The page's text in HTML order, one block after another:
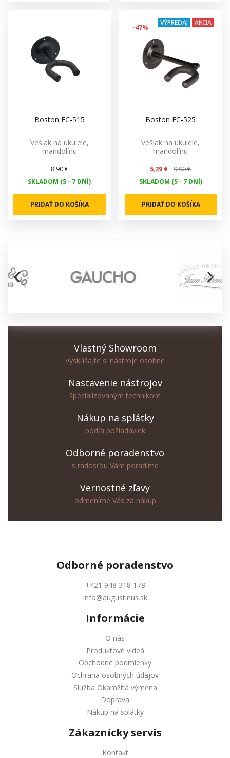
Boston FC-515
Vešiak na ukulele,
mandolínu
8,90 €
SKLADOM (5 - 7 DNÍ)
PRIDAŤ DO KOŠÍKA
-47%
VÝPREDAJ AKCIA
Boston FC-525
Vešiak na ukulele,
mandolínu
5,29 €
9,90 €
SKLADOM (5 - 7 DNÍ)
PRIDAŤ DO KOŠÍKA
arrow_back_ios arrow_forward_ios
Vlastný Showroom
vyskúšajte si nástroje osobne
Nastavenie nástrojov
špecializovaným technikom
Nákup na splátky
podľa požiadaviek
Odborné poradenstvo
s radosťou Vám poradíme
Vernostné zľavy
odmeníme Vás za nákup
Odborné poradenstvo
+421 948 318 178
info@augustinus.sk
Informácie
O nás
Produktové videá
Obchodné podmienky
Ochrana osobných údajov
Služba Okamžitá výmena
Doprava
Nákup na splátky
Zákaznícky servis
Kontakt